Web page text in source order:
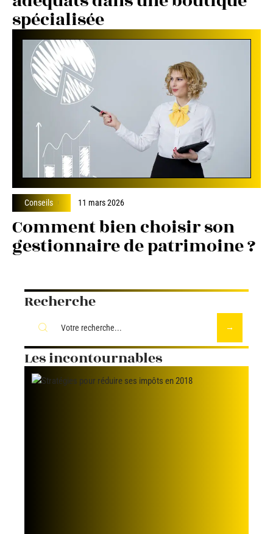
spécialisée
Conseils 11 mars 2026
Comment bien choisir son
gestionnaire de patrimoine ?
Recherche
Les incontournables